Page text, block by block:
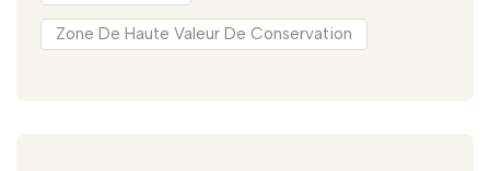
Zone De Haute Valeur De Conservation